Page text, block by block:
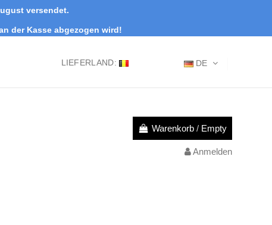
versendet.
der Kasse abgezogen wird!
DE
LIEFERLAND:
Warenkorb / Empty
Anmelden